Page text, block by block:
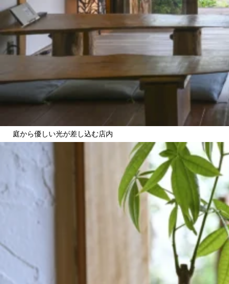
庭から優しい光が差し込む店内